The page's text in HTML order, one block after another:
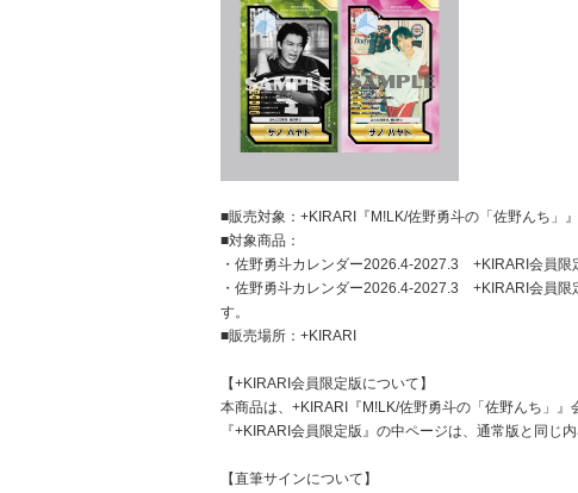
■販売対象：+KIRARI『M!LK/佐野勇斗の「佐野んち」
■対象商品：
・佐野勇斗カレンダー2026.4-2027.3 +KIRARI会員
・佐野勇斗カレンダー2026.4-2027.3 +KIRARI会員
す。
■販売場所：+KIRARI
【+KIRARI会員限定版について】
本商品は、+KIRARI『M!LK/佐野勇斗の「佐野んち」』
『+KIRARI会員限定版』の中ページは、通常版と同じ内
【直筆サインについて】